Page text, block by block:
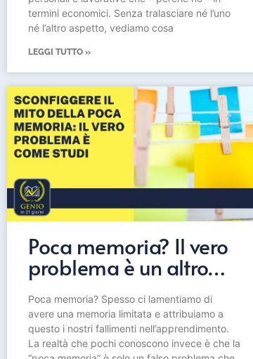
termini economici. Senza tralasciare né l’uno
né l’altro aspetto, vediamo cosa
LEGGI TUTTO »
Poca memoria? Il vero
problema è un altro…
Poca memoria? Spesso ci lamentiamo di
avere una memoria limitata e attribuiamo a
questo i nostri fallimenti nell’apprendimento.
La realtà che pochi conoscono invece è che la